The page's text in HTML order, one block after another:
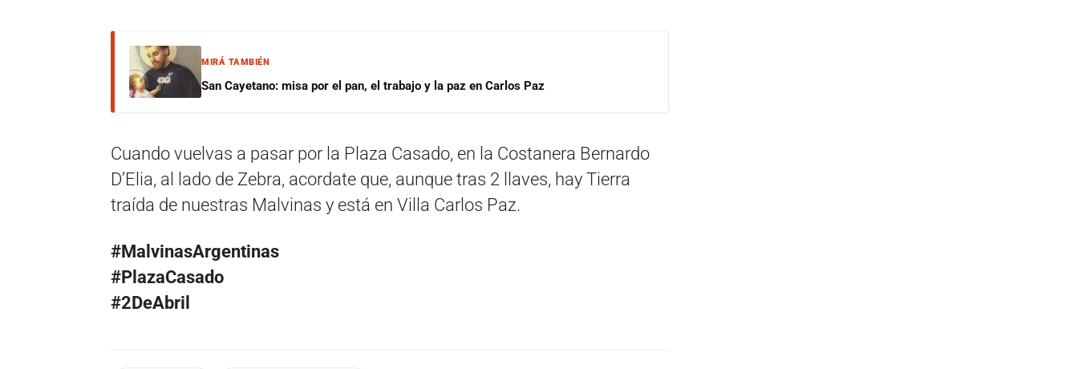
MIRÁ TAMBIÉN
San Cayetano: misa por el pan, el trabajo y la paz en Carlos Paz
Cuando vuelvas a pasar por la Plaza Casado, en la Costanera Bernardo
D’Elia, al lado de Zebra, acordate que, aunque tras 2 llaves, hay Tierra
traída de nuestras Malvinas y está en Villa Carlos Paz.
#MalvinasArgentinas
#PlazaCasado
#2DeAbril